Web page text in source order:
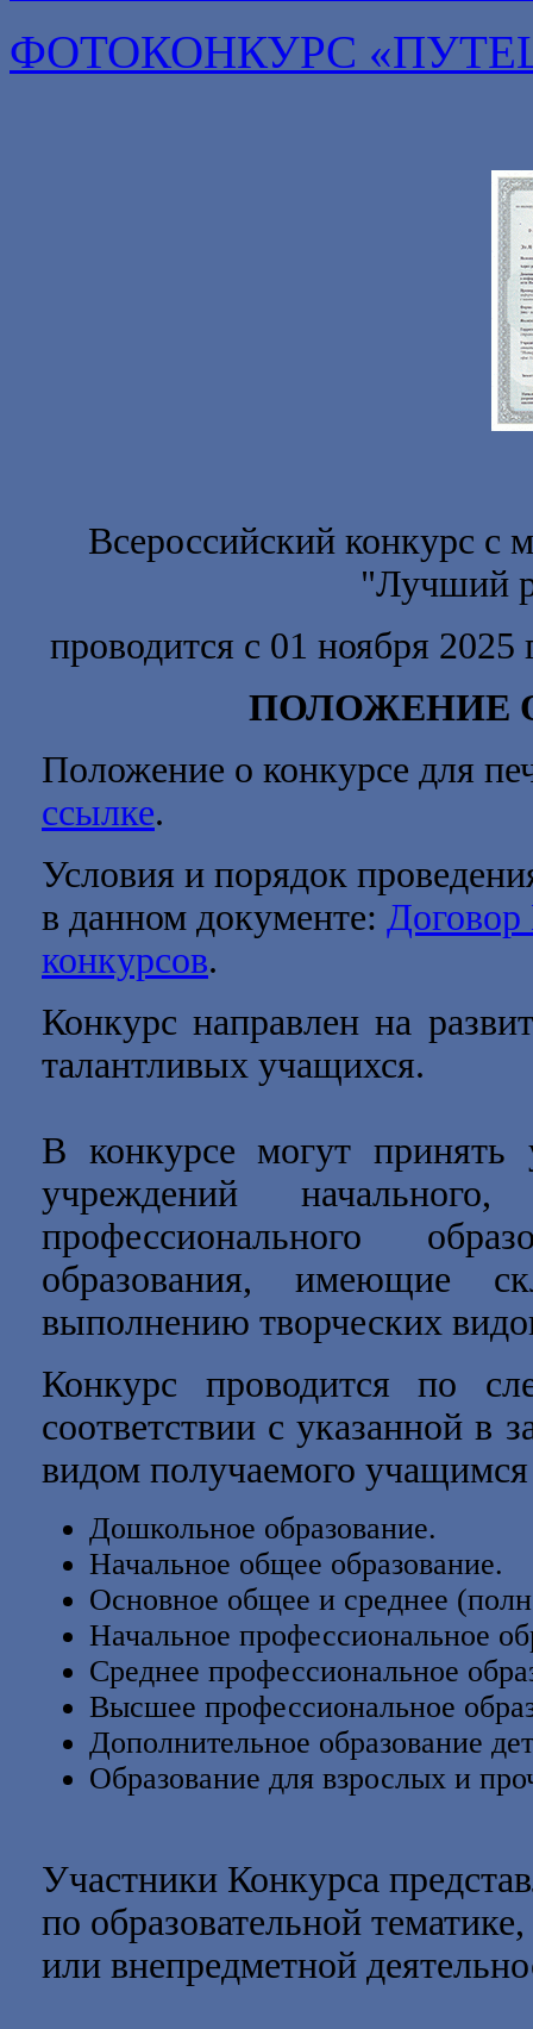
ФОТОКОНКУРС
Всероссийский конкурс с
"Лучший
проводится с 01 ноября 2025
ПОЛОЖЕНИЕ
Положение о конкурсе для
ссылке.
Условия и порядок
в данном документе:
конкурсов.
Конкурс направлен на
талантливых учащихся.
В конкурсе могут
учреждений
профессионального
образования, имеющие
выполнению творческих
Конкурс проводится по
соответствии с указанной в
видом получаемого
Дошкольное образование.
Начальное общее образование.
Основное общее и среднее
Начальное профессиональное
Среднее профессиональное
Высшее профессиональное
Дополнительное образование
Образование для взрослых и
Участники Конкурса
по образовательной
или внепредметной